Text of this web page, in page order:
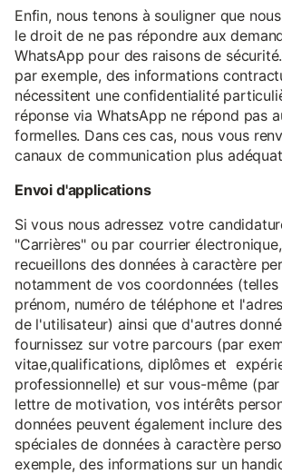
Enfin, nous tenons à souligner que
le droit de ne pas répondre aux
WhatsApp pour des raisons de
par exemple, des informations
nécessitent une confidentialité
réponse via WhatsApp ne répond pas
formelles. Dans ces cas, nous vous
canaux de communication plus
Envoi d'applications
Si vous nous adressez votre
"Carrières" ou par courrier
recueillons des données à caractère
notamment de vos coordonnées (telles
prénom, numéro de téléphone et
de l'utilisateur) ainsi que d'autres
fournissez sur votre parcours (par
vitae,qualifications, diplômes et
professionnelle) et sur vous-même
lettre de motivation, vos intérêts
données peuvent également inclure
spéciales de données à caractère
exemple, des informations sur un